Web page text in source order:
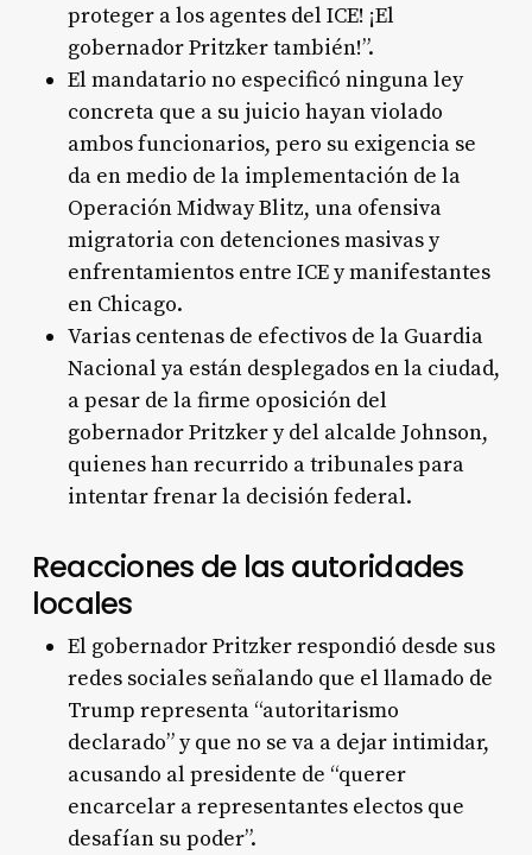
proteger a los agentes del ICE! ¡El
gobernador Pritzker también!”.
El mandatario no especificó ninguna ley
concreta que a su juicio hayan violado
ambos funcionarios, pero su exigencia se
da en medio de la implementación de la
Operación Midway Blitz, una ofensiva
migratoria con detenciones masivas y
enfrentamientos entre ICE y manifestantes
en Chicago.
Varias centenas de efectivos de la Guardia
Nacional ya están desplegados en la ciudad,
a pesar de la firme oposición del
gobernador Pritzker y del alcalde Johnson,
quienes han recurrido a tribunales para
intentar frenar la decisión federal.
Reacciones de las autoridades
locales
El gobernador Pritzker respondió desde sus
redes sociales señalando que el llamado de
Trump representa “autoritarismo
declarado” y que no se va a dejar intimidar,
acusando al presidente de “querer
encarcelar a representantes electos que
desafían su poder”.